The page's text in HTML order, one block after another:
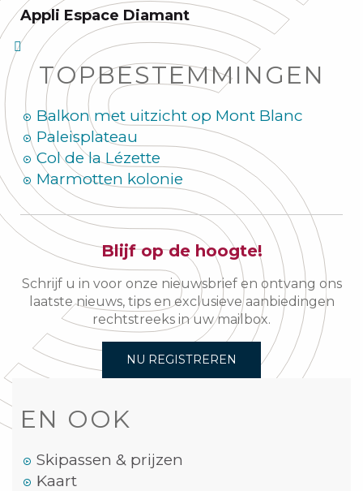
Appli Espace Diamant
TOPBESTEMMINGEN
Balkon met uitzicht op Mont Blanc
Paleisplateau
Col de la Lézette
Marmotten kolonie
Blijf op de hoogte!
Schrijf u in voor onze nieuwsbrief en ontvang ons
laatste nieuws, tips en exclusieve aanbiedingen
rechtstreeks in uw mailbox.
NU REGISTREREN
EN OOK
Skipassen & prijzen
Kaart